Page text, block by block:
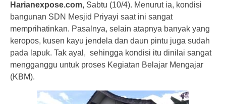
Harianexpose.com, Sabtu (10/4). Menurut ia, kondisi
bangunan SDN Mesjid Priyayi saat ini sangat
memprihatinkan. Pasalnya, selain atapnya banyak yang
keropos, kusen kayu jendela dan daun pintu juga sudah
pada lapuk. Tak ayal, sehingga kondisi itu dinilai sangat
mengganggu untuk proses Kegiatan Belajar Mengajar
(KBM).